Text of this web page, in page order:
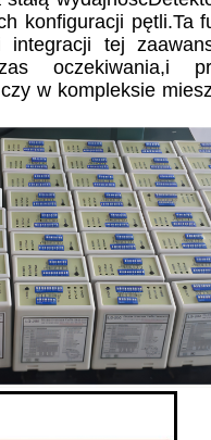
konfiguracji pętli.Ta
tej
oczekiwania,i
w kompleksie